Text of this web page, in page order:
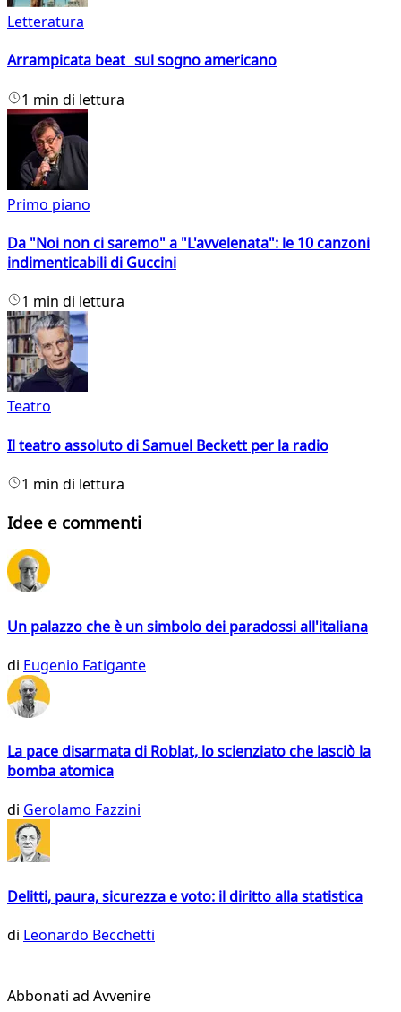
Letteratura
Arrampicata beat sul sogno americano
1 min di lettura
Primo piano
Da "Noi non ci saremo" a "L'avvelenata": le 10 canzoni
indimenticabili di Guccini
1 min di lettura
Teatro
Il teatro assoluto di Samuel Beckett per la radio
1 min di lettura
Idee e commenti
Un palazzo che è un simbolo dei paradossi all'italiana
di Eugenio Fatigante
La pace disarmata di Roblat, lo scienziato che lasciò la
bomba atomica
di Gerolamo Fazzini
Delitti, paura, sicurezza e voto: il diritto alla statistica
di Leonardo Becchetti
Abbonati ad Avvenire